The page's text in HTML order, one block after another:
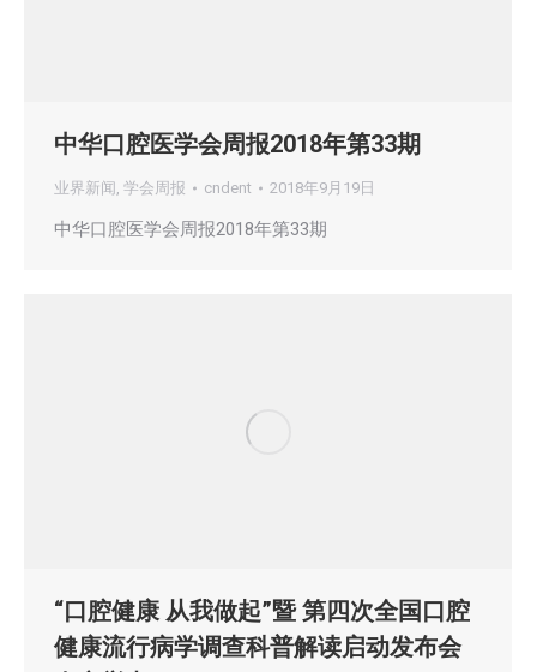
中华口腔医学会周报2018年第33期
业界新闻 , 学会周报 cndent 2018年9月19日
中华口腔医学会周报2018年第33期
“口腔健康 从我做起”暨 第四次全国口腔
健康流行病学调查科普解读启动发布会